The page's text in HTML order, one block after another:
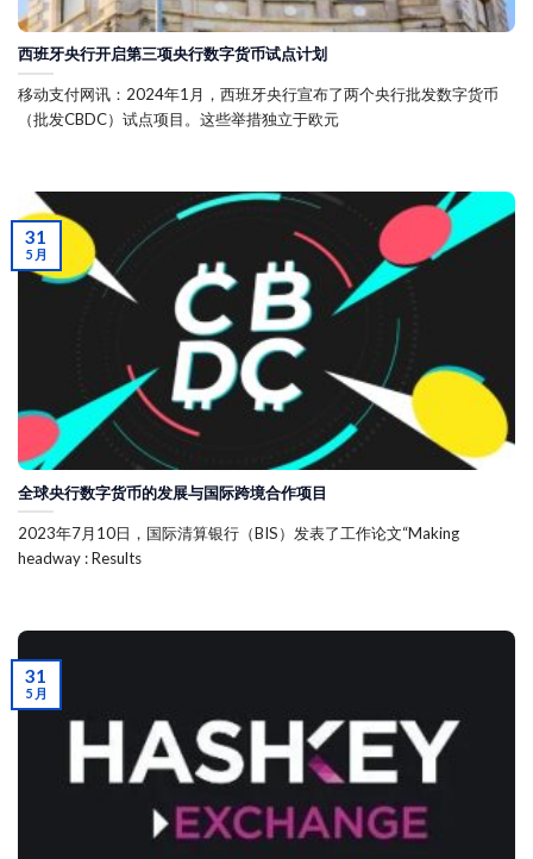
西班牙央行开启第三项央行数字货币试点计划
移动支付网讯：2024年1月，西班牙央行宣布了两个央行批发数字货币
（批发CBDC）试点项目。这些举措独立于欧元
全球央行数字货币的发展与国际跨境合作项目
2023年7月10日，国际清算银行（BIS）发表了工作论文“Making
headway : Results
31
5 月
31
5 月